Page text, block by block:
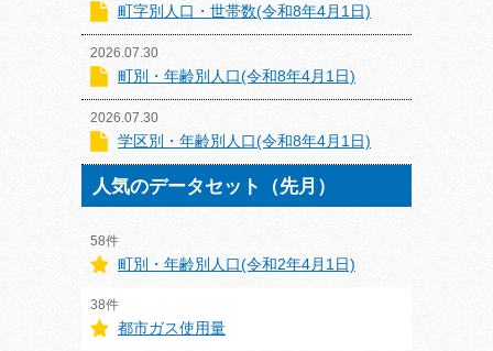
町字別人口・世帯数(令和8年4月1日)
2026.07.30
町別・年齢別人口(令和8年4月1日)
2026.07.30
学区別・年齢別人口(令和8年4月1日)
人気のデータセット（先月）
58件
町別・年齢別人口(令和2年4月1日)
38件
都市ガス使用量